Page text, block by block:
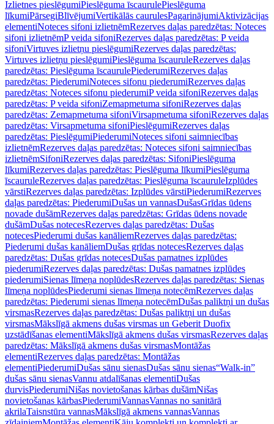
Izlietnes pieslēgumiPieslēguma īscaurulePieslēguma
līkumiPārsegiBlīvējumiVertikālās caurulesPagarinājumiAktivizācijas
elementiNoteces sifoni izlietnēmRezerves daļas paredzētas: Noteces
sifoni izlietnēmP veida sifoniRezerves daļas paredzētas: P veida
sifoniVirtuves izlietņu pieslēgumiRezerves daļas paredzētas:
Virtuves izlietņu pieslēgumiPieslēguma īscauruleRezerves daļas
paredzētas: Pieslēguma īscaurulePiederumiRezerves daļas
paredzētas: PiederumiNoteces sifonu piederumiRezerves daļas
paredzētas: Noteces sifonu piederumiP veida sifoniRezerves daļas
paredzētas: P veida sifoniZemapmetuma sifoniRezerves daļas
paredzētas: Zemapmetuma sifoniVirsapmetuma sifoniRezerves daļas
paredzētas: Virsapmetuma sifoniPieslēgumiRezerves daļas
paredzētas: PieslēgumiPiederumiNoteces sifoni saimniecības
izlietnēmRezerves daļas paredzētas: Noteces sifoni saimniecības
izlietnēmSifoniRezerves daļas paredzētas: SifoniPieslēguma
līkumiRezerves daļas paredzētas: Pieslēguma līkumiPieslēguma
īscauruleRezerves daļas paredzētas: Pieslēguma īscauruleIzplūdes
vārstiRezerves daļas paredzētas: Izplūdes vārstiPiederumiRezerves
daļas paredzētas: PiederumiDušas un vannasDušasGrīdas ūdens
novade dušāmRezerves daļas paredzētas: Grīdas ūdens novade
dušāmDušas notecesRezerves daļas paredzētas: Dušas
notecesPiederumi dušas kanāliemRezerves daļas paredzētas:
Piederumi dušas kanāliemDušas grīdas notecesRezerves daļas
paredzētas: Dušas grīdas notecesDušas pamatnes izplūdes
piederumiRezerves daļas paredzētas: Dušas pamatnes izplūdes
piederumiSienas līmeņa noplūdesRezerves daļas paredzētas: Sienas
līmeņa noplūdesPiederumi sienas līmeņa notecēmRezerves daļas
paredzētas: Piederumi sienas līmeņa notecēmDušas paliktņi un dušas
virsmasRezerves daļas paredzētas: Dušas paliktņi un dušas
virsmasMākslīgā akmens dušas virsmas un Geberit Duofix
uzstādīšanas elementiMākslīgā akmens dušas virsmasRezerves daļas
paredzētas: Mākslīgā akmens dušas virsmasMontāžas
elementiRezerves daļas paredzētas: Montāžas
elementiPiederumiDušas sānu sienasDušas sānu sienas“Walk-in”
dušas sānu sienasVannu atdalīšanas elementiDušas
durvisPiederumiNišas novietošanas kārbas dušāmNišas
novietošanas kārbasPiederumiVannasVannas no sanitārā
akrilaTaisnstūra vannasMākslīgā akmens vannasVannas